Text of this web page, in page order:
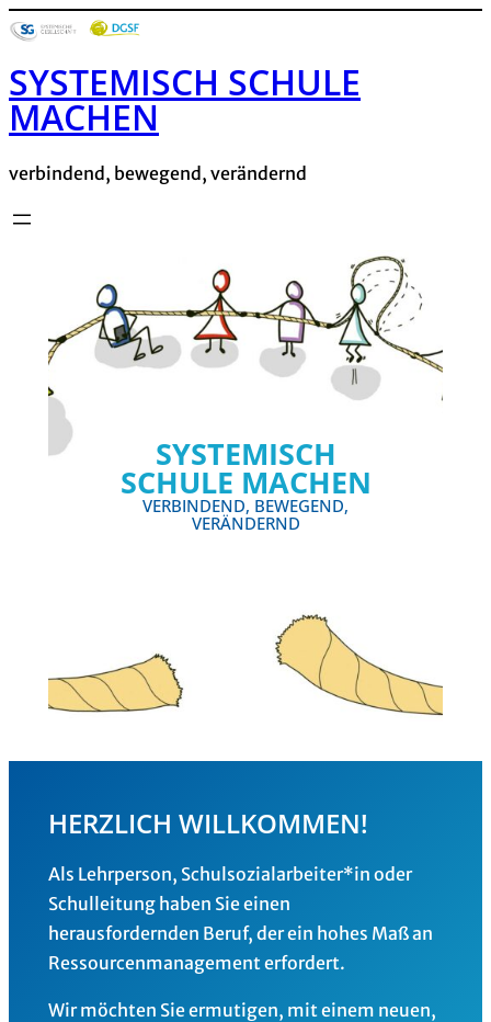
Zum
springen
SYSTEMISCH SCHULE
MACHEN
verbindend, bewegend, verändernd
SYSTEMISCH
SCHULE MACHEN
VERBINDEND, BEWEGEND,
VERÄNDERND
HERZLICH WILLKOMMEN!
Als Lehrperson, Schulsozialarbeiter*in oder
Schulleitung haben Sie einen
herausfordernden Beruf, der ein hohes Maß an
Ressourcenmanagement erfordert.
Wir möchten Sie ermutigen, mit einem neuen,